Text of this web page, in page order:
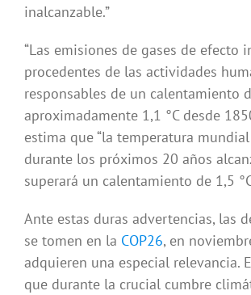
inalcanzable.”
“Las emisiones de gases de efecto
procedentes de las actividades
responsables de un calentamiento
aproximadamente 1,1 °C desde
estima que “la temperatura
durante los próximos 20 años
superará un calentamiento de 1,5
Ante estas duras advertencias, las
se tomen en la COP26, en
adquieren una especial relevancia.
que durante la crucial cumbre